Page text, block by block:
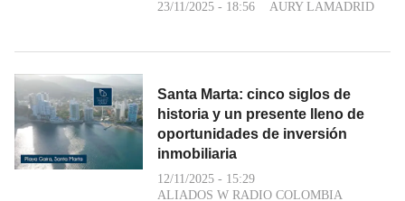
23/11/2025 - 18:56 AURY LAMADRID
Santa Marta: cinco siglos de
historia y un presente lleno de
oportunidades de inversión
inmobiliaria
12/11/2025 - 15:29
ALIADOS W RADIO COLOMBIA